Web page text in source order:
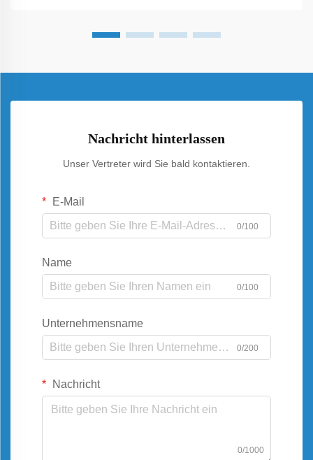
Nachricht hinterlassen
Unser Vertreter wird Sie bald kontaktieren.
E-Mail
0/100
Name
0/100
Unternehmensname
0/200
Nachricht
0/1000